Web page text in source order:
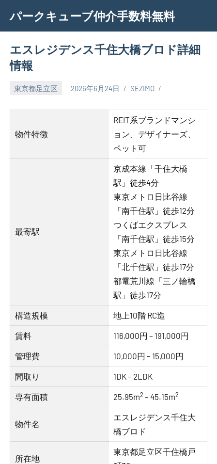
content
パークキューブ仲介手数料無料
エスレジデンス千住大橋ブロド詳細
情報
東京都足立区 2026年6月24日 SEZIMO
物件特徴
REIT系ブランドマンシ
ョン、デザイナーズ、
ペット可
最寄駅
京成本線「千住大橋
駅」徒歩4分
東京メトロ日比谷線
「南千住駅」徒歩12分
つくばエクスプレス
「南千住駅」徒歩15分
東京メトロ日比谷線
「北千住駅」徒歩17分
都電荒川線「三ノ輪橋
駅」徒歩17分
構造規模 地上10階 RC造
賃料 116,000円 – 191,000円
管理費 10,000円 – 15,000円
間取り 1DK – 2LDK
専有面積 25.95m2 – 45.15m2
物件名
エスレジデンス千住大
橋ブロド
所在地
東京都足立区千住橋戸